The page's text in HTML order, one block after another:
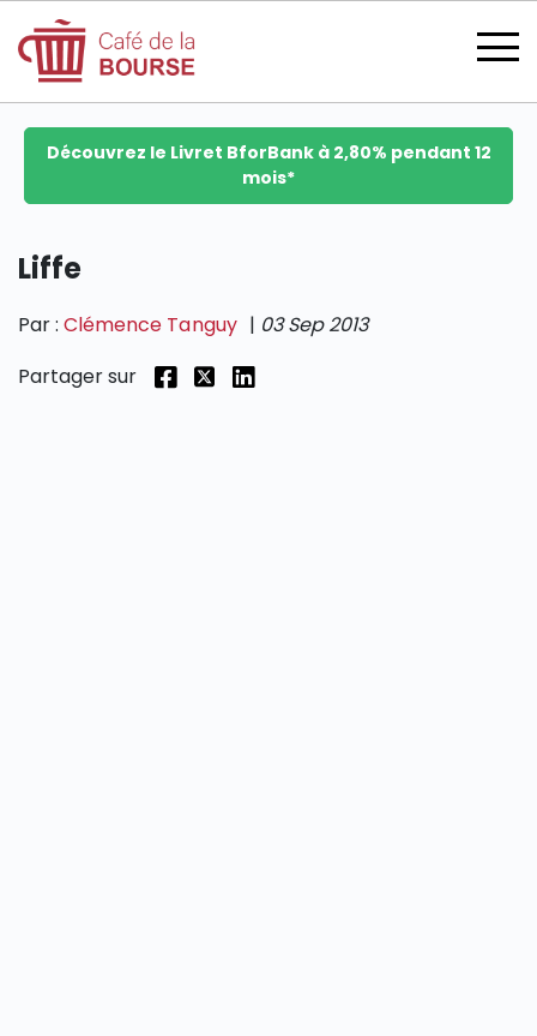
Découvrez le Livret BforBank à 2,80% pendant 12
mois*
Liffe
Par :Clémence Tanguy | 03 Sep 2013
Partager sur